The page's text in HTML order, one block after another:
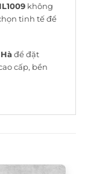
không
tinh tế để
để đặt
cấp, bền